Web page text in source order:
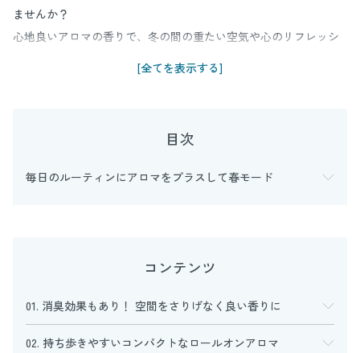
ませんか？
心地良いアロマの香りで、冬の間の重たい空気や心のリフレッシ
[全てを表示する]
目次
毎日のルーティンにアロマをプラスして春モード
コンテンツ
01. 消臭効果もあり！ 空間をさりげなく良い香りに
02. 持ち歩きやすいコンパクトなロールオンアロマ